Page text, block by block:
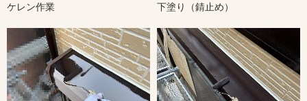
ケレン作業
下塗り（錆止め）